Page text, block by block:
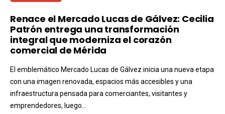
Renace el Mercado Lucas de Gálvez: Cecilia
Patrón entrega una transformación
integral que moderniza el corazón
comercial de Mérida
El emblemático Mercado Lucas de Gálvez inicia una nueva etapa
con una imagen renovada, espacios más accesibles y una
infraestructura pensada para comerciantes, visitantes y
emprendedores, luego...